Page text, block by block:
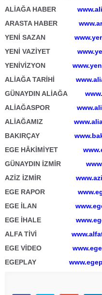
ALİAĞA HABER
ARASTA HABER
YENİ SAZAN
YENİ VAZİYET
YENİVİZYON
ALİAĞA TARİHİ
GÜNAYDIN ALİAĞA
ALİAĞASPOR
ALİAĞAMIZ
BAKIRÇAY
EGE HÂKİMİYET
GÜNAYDIN İZMİR
AZİZ İZMİR
EGE RAPOR
EGE İLAN
EGE İHALE
ALFA TİVİ
EGE VİDEO
EGEPLAY